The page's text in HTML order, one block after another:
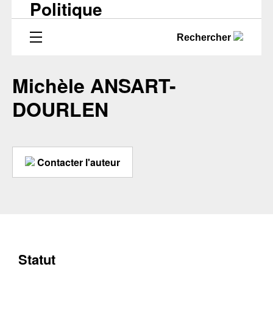
Politique
Rechercher
Michèle ANSART-
DOURLEN
Contacter l'auteur
Statut